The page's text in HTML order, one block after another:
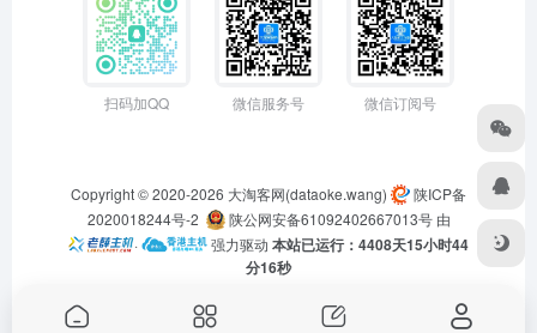
扫码加QQ 微信服务号 微信订阅号
Copyright © 2020-2026 大淘客网(dataoke.wang)
陕ICP备
2020018244号-2
陕公网安备61092402667013号由
·
强力驱动 本站已运行：4408天15小时44
分16秒